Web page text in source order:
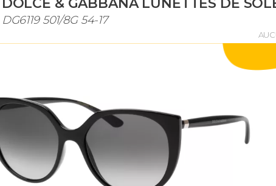
DOLCE & GABBANA LUNETTES DE
DG6119 501/8G 54-17